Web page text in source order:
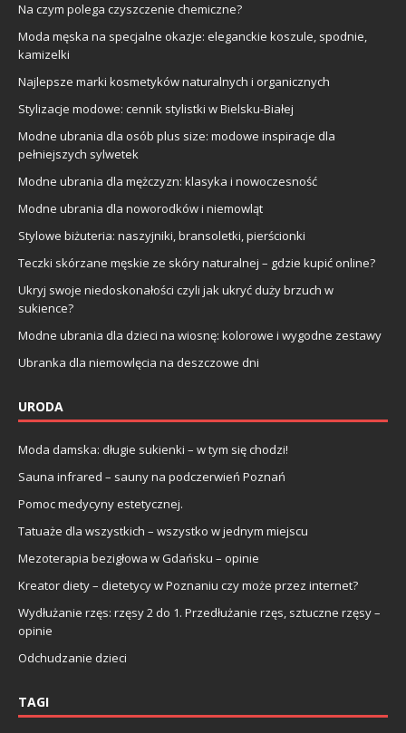
Na czym polega czyszczenie chemiczne?
Moda męska na specjalne okazje: eleganckie koszule, spodnie,
kamizelki
Najlepsze marki kosmetyków naturalnych i organicznych
Stylizacje modowe: cennik stylistki w Bielsku-Białej
Modne ubrania dla osób plus size: modowe inspiracje dla
pełniejszych sylwetek
Modne ubrania dla mężczyzn: klasyka i nowoczesność
Modne ubrania dla noworodków i niemowląt
Stylowe biżuteria: naszyjniki, bransoletki, pierścionki
Teczki skórzane męskie ze skóry naturalnej – gdzie kupić online?
Ukryj swoje niedoskonałości czyli jak ukryć duży brzuch w
sukience?
Modne ubrania dla dzieci na wiosnę: kolorowe i wygodne zestawy
Ubranka dla niemowlęcia na deszczowe dni
URODA
Moda damska: długie sukienki – w tym się chodzi!
Sauna infrared – sauny na podczerwień Poznań
Pomoc medycyny estetycznej.
Tatuaże dla wszystkich – wszystko w jednym miejscu
Mezoterapia bezigłowa w Gdańsku – opinie
Kreator diety – dietetycy w Poznaniu czy może przez internet?
Wydłużanie rzęs: rzęsy 2 do 1. Przedłużanie rzęs, sztuczne rzęsy –
opinie
Odchudzanie dzieci
TAGI